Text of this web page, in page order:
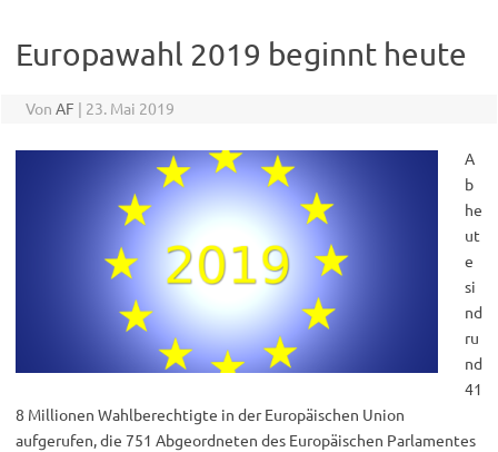
Europawahl 2019 beginnt heute
Von AF | 23. Mai 2019
A
b
he
ut
e
si
nd
ru
nd
41
8 Millionen Wahlberechtigte in der Europäischen Union
aufgerufen, die 751 Abgeordneten des Europäischen Parlamentes